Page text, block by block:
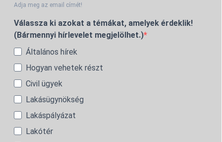
Adja meg az email címét!
Válassza ki azokat a témákat, amelyek érdeklik!
(Bármennyi hírlevelet megjelölhet.)
Általános hírek
Hogyan vehetek részt
Civil ügyek
Lakásügynökség
Lakáspályázat
Lakótér